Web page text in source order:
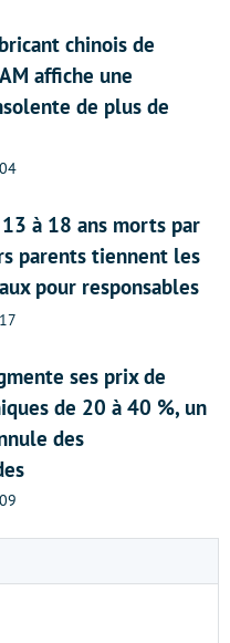
chinois de
affiche une
de plus de
13 à 18 ans morts par
parents tiennent les
pour responsables
ses prix de
de 20 à 40 %, un
des